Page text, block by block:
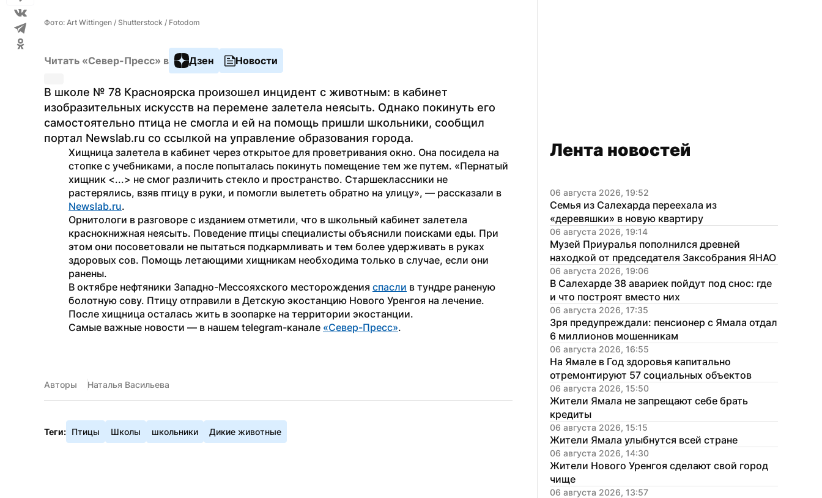
Фото: Art Wittingen / Shutterstock / Fotodom
Читать «Север-Пресс» в Дзен Новости
В школе № 78 Красноярска произошел инцидент с животным: в кабинет
изобразительных искусств на перемене залетела неясыть. Однако покинуть его
самостоятельно птица не смогла и ей на помощь пришли школьники, сообщил
портал Newslab.ru со ссылкой на управление образования города.
Хищница залетела в кабинет через открытое для проветривания окно. Она посидела на
стопке с учебниками, а после попыталась покинуть помещение тем же путем. «Пернатый
хищник <...> не смог различить стекло и пространство. Старшеклассники не
Newslab.ru.
Орнитологи в разговоре с изданием отметили, что в школьный кабинет залетела
краснокнижная неясыть. Поведение птицы специалисты объяснили поисками еды. При
этом они посоветовали не пытаться подкармливать и тем более удерживать в руках
здоровых сов. Помощь летающими хищникам необходима только в случае, если они
ранены.
В октябре нефтяники Западно-Мессояхского месторождения спасли в тундре раненую
болотную сову. Птицу отправили в Детскую экостанцию Нового Уренгоя на лечение.
После хищница осталась жить в зоопарке на территории экостанции.
Самые важные новости — в нашем telegram-канале «Север-Пресс».
Авторы Наталья Васильева
Теги: Птицы Школы школьники Дикие животные
Лента новостей
06 августа 2026, 19:52
Семья из Салехарда переехала из
«деревяшки» в новую квартиру
06 августа 2026, 19:14
Музей Приуралья пополнился древней
находкой от председателя Заксобрания ЯНАО
06 августа 2026, 19:06
В Салехарде 38 авариек пойдут под снос: где
и что построят вместо них
06 августа 2026, 17:35
Зря предупреждали: пенсионер с Ямала отдал
6 миллионов мошенникам
06 августа 2026, 16:55
На Ямале в Год здоровья капитально
отремонтируют 57 социальных объектов
06 августа 2026, 15:50
Жители Ямала не запрещают себе брать
кредиты
06 августа 2026, 15:15
Жители Ямала улыбнутся всей стране
06 августа 2026, 14:30
Жители Нового Уренгоя сделают свой город
чище
06 августа 2026, 13:57